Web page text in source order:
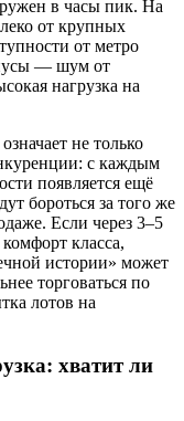
в часы пик. На
от крупных
от метро
— шум от
нагрузка на
не только
с каждым
появляется ещё
бороться за того же
Если через 3–5
класса,
истории» может
торговаться по
лотов на
хватит ли